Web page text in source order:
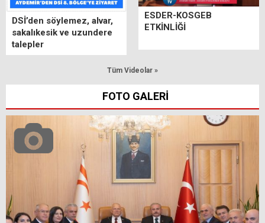
DSİ’den söylemez, alvar,
sakalıkesik ve uzundere
talepler
ESDER-KOSGEB
ETKİNLİĞİ
Tüm Videolar »
FOTO GALERİ